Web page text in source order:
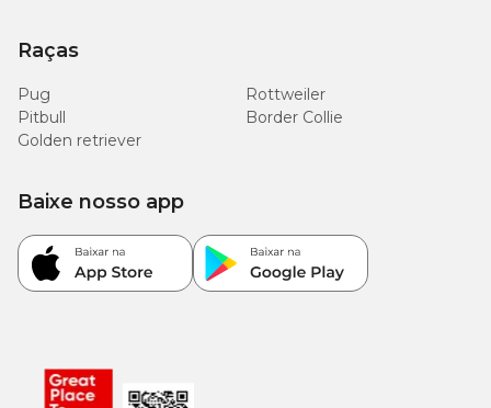
Raças
Pug
Rottweiler
Pitbull
Border Collie
Golden retriever
Baixe nosso app